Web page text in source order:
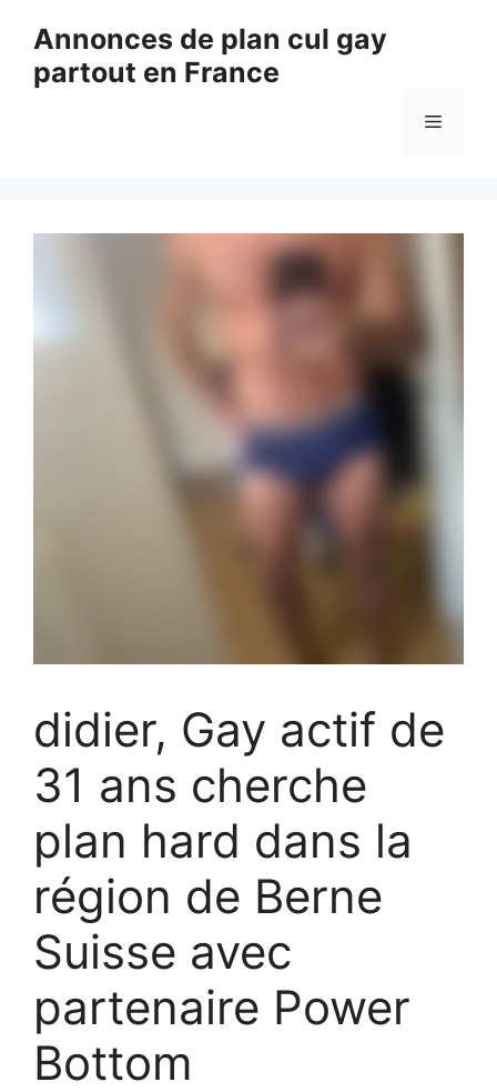
contenu
Annonces de plan cul gay
partout en France
Menu
didier, Gay actif de
31 ans cherche
plan hard dans la
région de Berne
Suisse avec
partenaire Power
Bottom